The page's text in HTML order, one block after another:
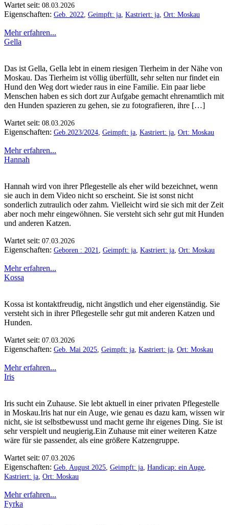
Wartet seit: 08.03.2026
Eigenschaften: Geb. 2022 Geimpft: ja Kastriert: ja Ort: Moskau
Mehr erfahren...
Gella
Das ist Gella, Gella lebt in einem riesigen Tierheim in der Nähe von
Moskau. Das Tierheim ist völlig überfüllt, sehr selten nur findet ein
Hund den Weg dort wieder raus in eine Familie. Ein paar liebe
Menschen haben es sich dort zur Aufgabe gemacht ehrenamtlich mit
den Hunden spazieren zu gehen, sie zu fotografieren, ihre […]
Wartet seit: 08.03.2026
Eigenschaften: Geb.2023/2024 Geimpft: ja Kastriert: ja Ort: Moskau
Mehr erfahren...
Hannah
Hannah wird von ihrer Pflegestelle als eher wild bezeichnet, wenn
sie auch in dem Video nicht so erscheint. Sie ist sonst nicht
sonderlich zutraulich oder zahm. Vielleicht wird sie sich mit der Zeit
aber noch mehr eingewöhnen. Sie versteht sich sehr gut mit Hunden
und anderen Katzen.
Wartet seit: 07.03.2026
Eigenschaften: Geboren : 2021 Geimpft: ja Kastriert: ja Ort: Moskau
Mehr erfahren...
Kossa
Kossa ist kontaktfreudig, nicht ängstlich und eher eigenständig. Sie
versteht sich in ihrer Pflegestelle sehr gut mit anderen Katzen und
Hunden.
Wartet seit: 07.03.2026
Eigenschaften: Geb. Mai 2025 Geimpft: ja Kastriert: ja Ort: Moskau
Mehr erfahren...
Iris
Iris sucht ein Zuhause. Sie lebt aktuell in einer privaten Pflegestelle
in Moskau.Iris hat nur ein Auge, wie genau es dazu kam, wissen wir
nicht, sie ist selbstbewusst und macht gerne ihr eigenes Ding. Sie ist
sehr verspielt und neugierig.Ein Zuhause mit einer weiteren Katze
wäre für sie passender, als eine größere Katzengruppe.
Wartet seit: 07.03.2026
Eigenschaften: Geb. August 2025 Geimpft: ja Handicap: ein Auge
Kastriert: ja Ort: Moskau
Mehr erfahren...
Fyrka